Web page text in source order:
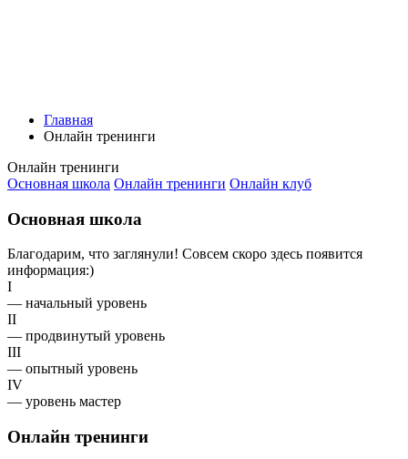
Главная
Онлайн тренинги
Онлайн тренинги
Основная школа Онлайн тренинги Онлайн клуб
Основная школа
Благодарим, что заглянули! Совсем скоро здесь появится
информация:)
I
— начальный уровень
II
— продвинутый уровень
III
— опытный уровень
IV
— уровень мастер
Онлайн тренинги